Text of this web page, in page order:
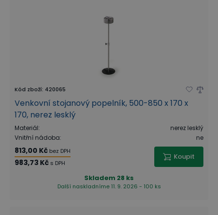
Kód zboží: 420065
Venkovní stojanový popelník, 500-850 x 170 x
170, nerez lesklý
Materiál:
nerez lesklý
Vnitřní nádoba: ne
813,00 Kč bez DPH
983,73 Kč s DPH
Koupit
Skladem 28 ks
Další naskladníme 11. 9. 2026 - 100 ks